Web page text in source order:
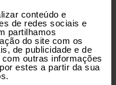
conteúdo e
de redes sociais e
partilhamos
do site com os
de publicidade e de
outras informações
estes a partir da sua
tua rotina e
considera
ou lazer